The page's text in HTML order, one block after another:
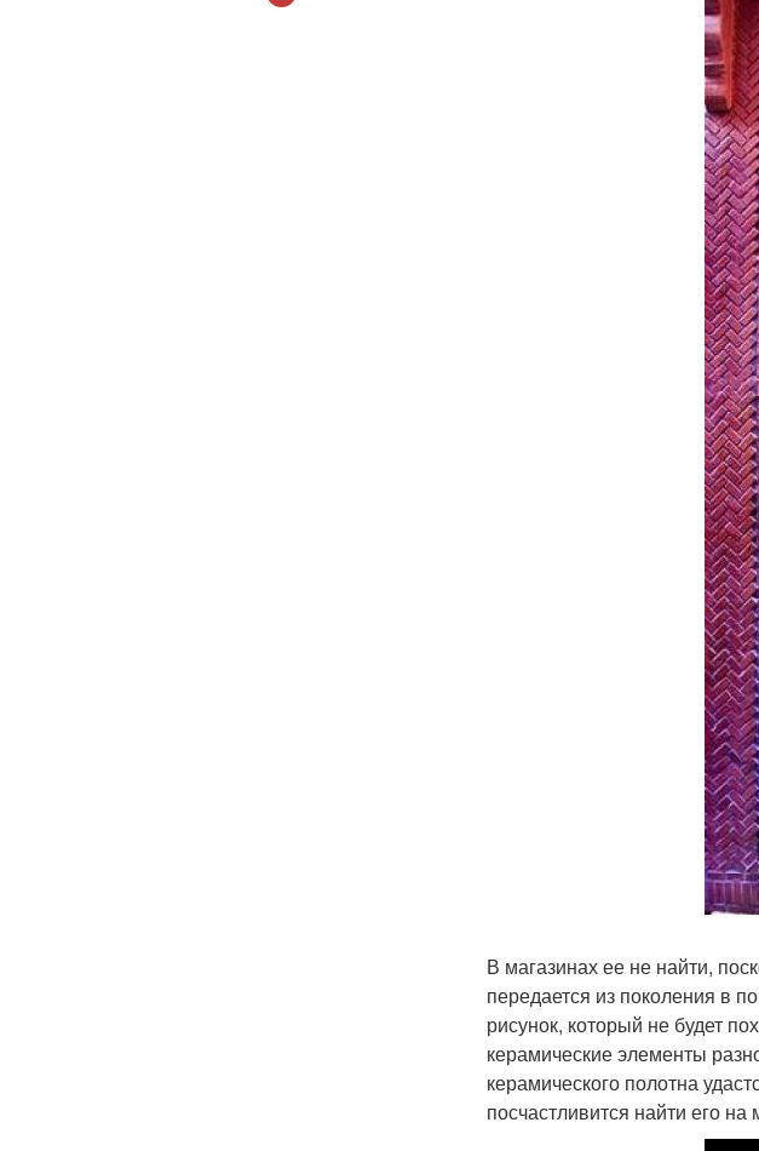
В магазинах ее не найти,
передается из поколения в
рисунок, который не будет
керамические элементы
керамического полотна
посчастливится найти его на